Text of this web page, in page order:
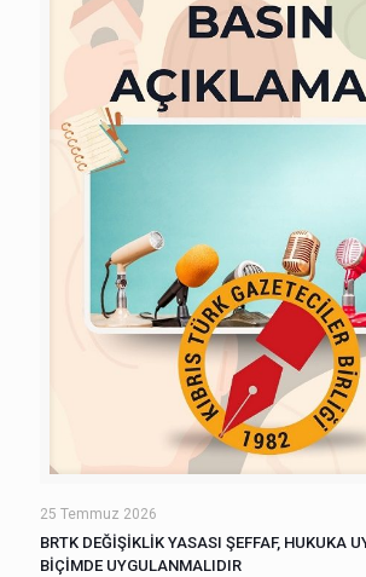
25 Temmuz 2026
BRTK DEĞİŞİKLİK YASASI ŞEFFAF, HUKUKA
BİÇİMDE UYGULANMALIDIR